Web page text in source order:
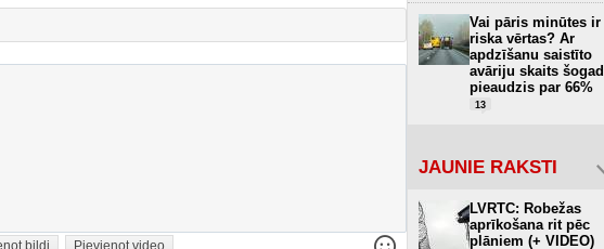
bildi Pievienot video
Vai pāris minūtes ir
riska vērtas? Ar
apdzīšanu saistīto
avāriju skaits šogad
pieaudzis par 66%
13
JAUNIE RAKSTI
LVRTC: Robežas
aprīkošana rit pēc
plāniem (+ VIDEO)